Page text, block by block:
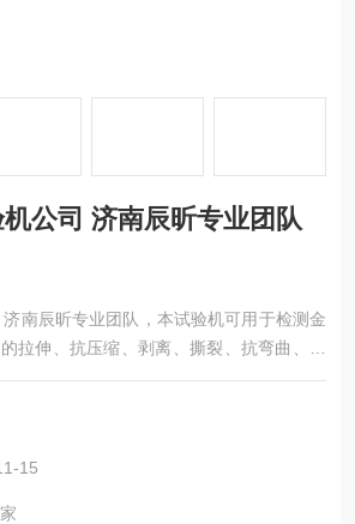
公司 济南辰昕专业团队
南辰昕专业团队，本试验机可用于检测金
拉伸、抗压缩、剥离、撕裂、抗弯曲、三
等物理性能。同时可根据GB、ISO、JIS、
15